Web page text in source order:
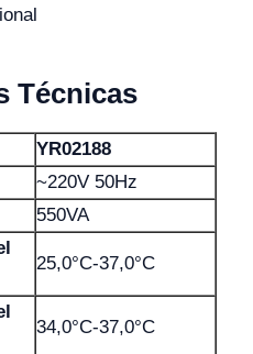
Técnicas
YR02188
~220V 50Hz
550VA
25,0°C-37,0°C
34,0°C-37,0°C